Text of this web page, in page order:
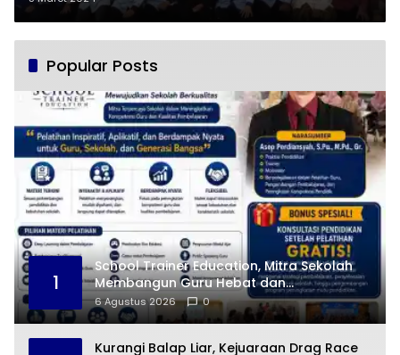
Popular Posts
1
School Trainer Education, Mitra Sekolah
Membangun Guru Hebat dan
Pembelajaran Berkualitas
6 Agustus 2026 0
Kurangi Balap Liar, Kejuaraan Drag Race